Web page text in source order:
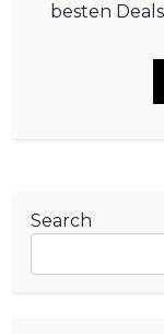
besten
Search